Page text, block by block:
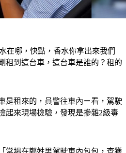
在哪，快點，香水你拿出來我們
租到這台車，這台車是誰的？租的
是租來的，員警往車內ㄧ看，駕駛
起來現場檢驗，發現是摻雜2級毒
當場在鄭姓男駕駛車內包包，查獲